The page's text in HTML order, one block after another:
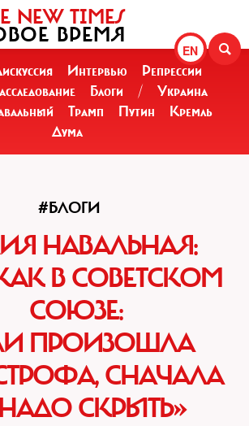
EN
NEW TIMES
ВРЕМЯ
Интервью
Репрессии
Блоги /
Украина
Трамп Путин
Кремль
Дума
#БЛОГИ
НАВАЛЬНАЯ:
В СОВЕТСКОМ
СОЮЗЕ:
ПРОИЗОШЛА
СНАЧАЛА
СКРЫТЬ»